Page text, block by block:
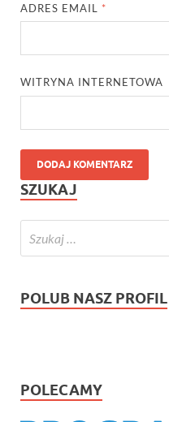
ADRES EMAIL *
WITRYNA INTERNETOWA
SZUKAJ
POLUB NASZ PROFIL
POLECAMY